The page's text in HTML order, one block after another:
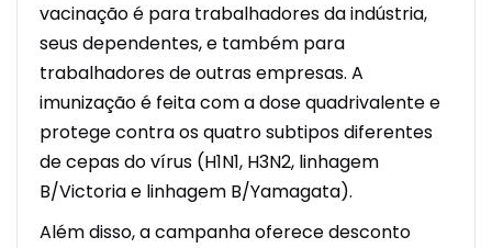
vacinação é para trabalhadores da indústria,
seus dependentes, e também para
trabalhadores de outras empresas. A
imunizaçãoé feita com a dosequadrivalentee
protege contra os quatro subtipos diferentes
de cepas do vírus (H1N1, H3N2, linhagem
B/Victoria e linhagem B/Yamagata).
Além disso, a campanha oferece desconto